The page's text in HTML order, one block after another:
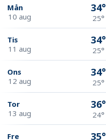
Mån
10 aug
34°
25°
Tis
11 aug
34°
25°
Ons
12 aug
34°
25°
Tor
13 aug
36°
24°
Fre
35°